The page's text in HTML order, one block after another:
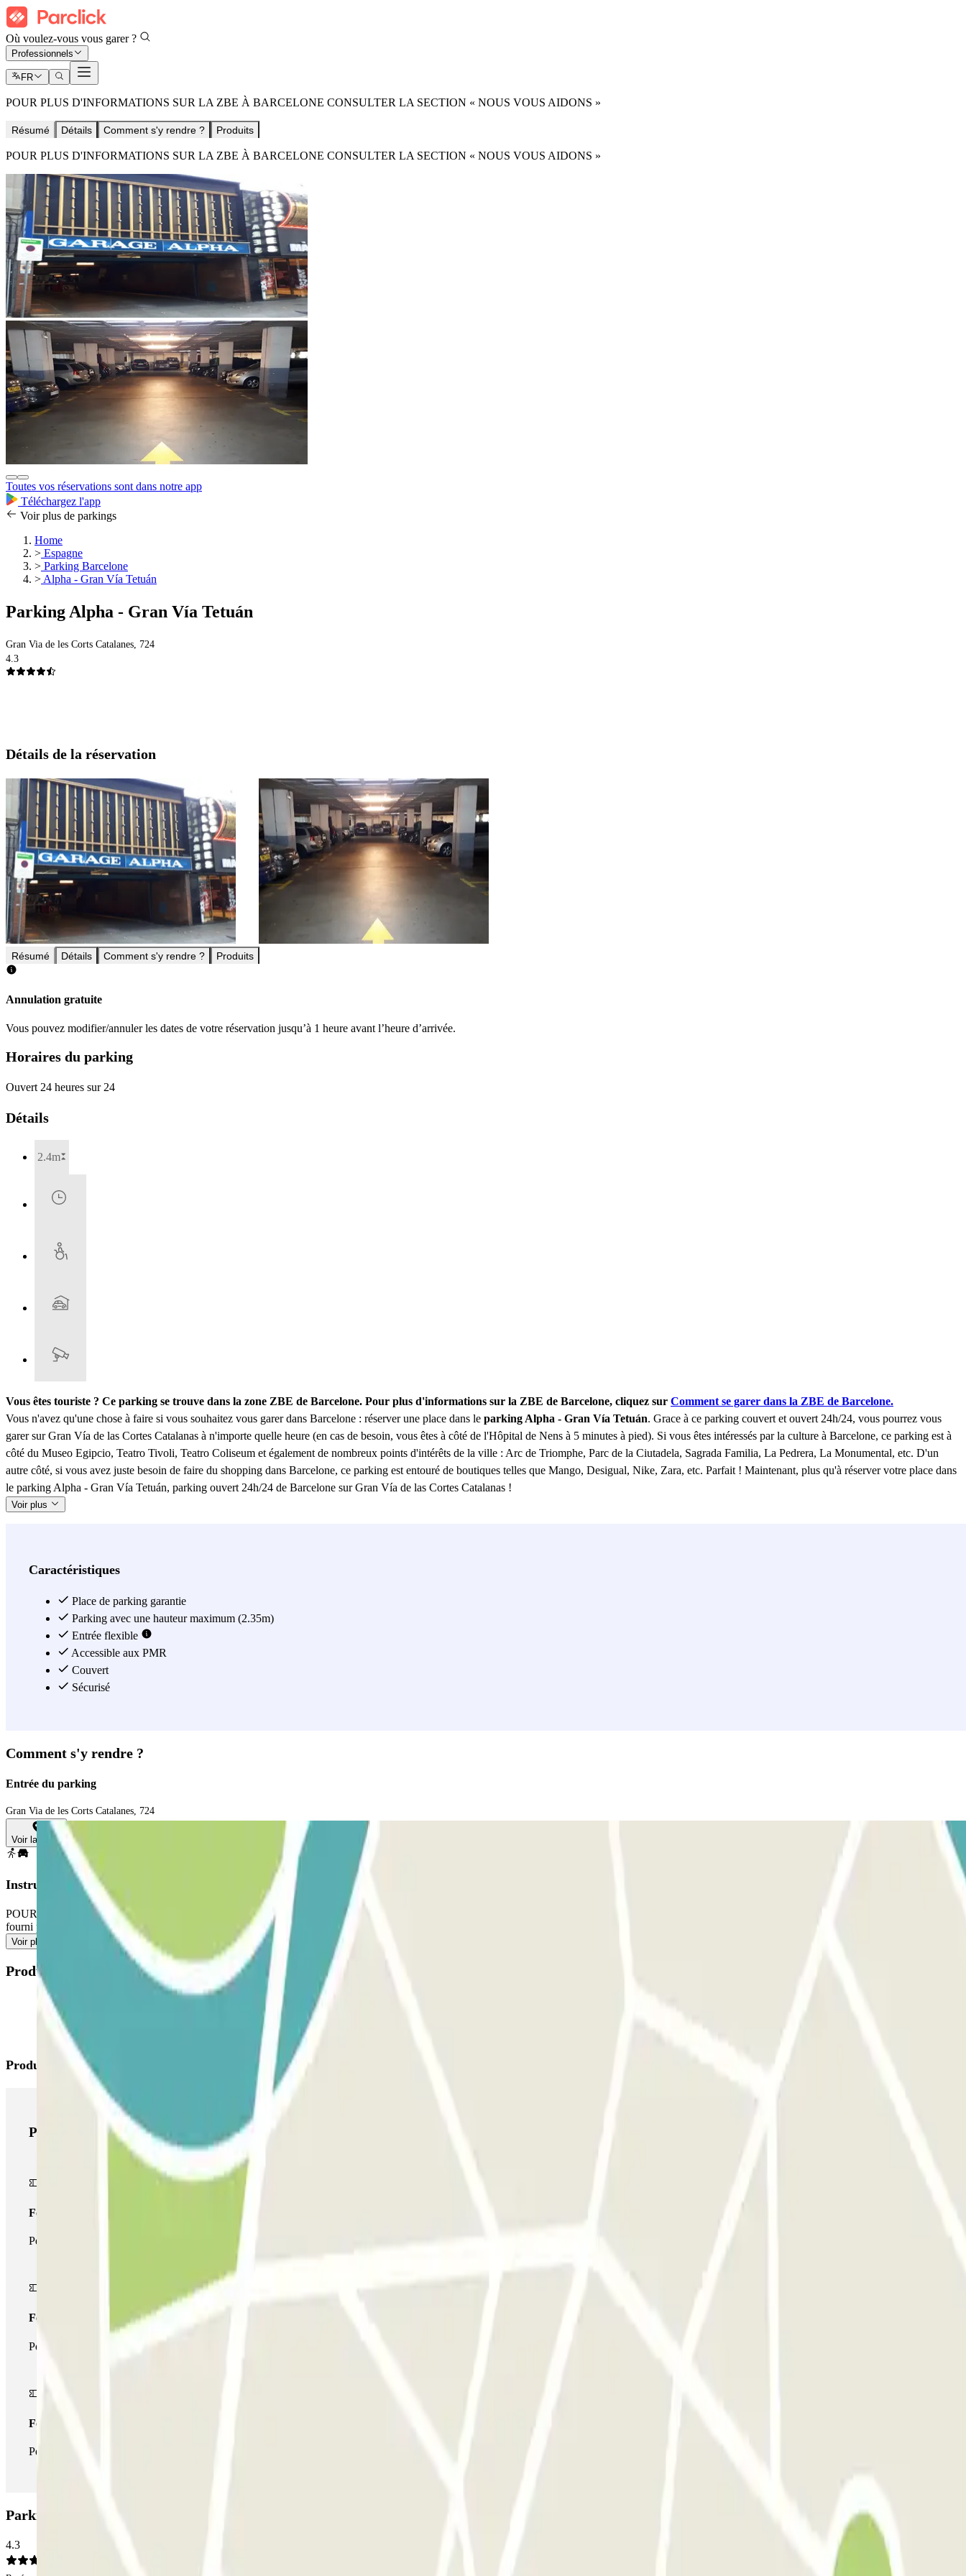
Où voulez-vous vous garer ?
Professionnels
FR
POUR PLUS D'INFORMATIONS SUR LA ZBE À BARCELONE CONSULTER LA SECTION « NOUS VOUS AIDONS »
Résumé Détails Comment s'y rendre ? Produits
POUR PLUS D'INFORMATIONS SUR LA ZBE À BARCELONE CONSULTER LA SECTION « NOUS VOUS AIDONS »
Toutes vos réservations sont dans notre app
Téléchargez l'app
Voir plus de parkings
Home
> Espagne
> Parking Barcelone
> Alpha - Gran Vía Tetuán
Parking Alpha - Gran Vía Tetuán
Gran Via de les Corts Catalanes, 724
4.3
Détails de la réservation
Résumé Détails Comment s'y rendre ? Produits
Annulation gratuite
Vous pouvez modifier/annuler les dates de votre réservation jusqu’à 1 heure avant l’heure d’arrivée.
Horaires du parking
Ouvert 24 heures sur 24
Détails
2.4m
Vous êtes touriste ? Ce parking se trouve dans la zone ZBE de Barcelone. Pour plus d'informations sur la ZBE de Barcelone, cliquez sur Comment se garer dans la ZBE de Barcelone.
Vous n'avez qu'une chose à faire si vous souhaitez vous garer dans Barcelone : réserver une place dans le parking Alpha - Gran Vía Tetuán. Grace à ce parking couvert et ouvert 24h/24, vous pourrez vous
garer sur Gran Vía de las Cortes Catalanas à n'importe quelle heure (en cas de besoin, vous êtes à côté de l'Hôpital de Nens à 5 minutes à pied). Si vous êtes intéressés par la culture à Barcelone, ce parking est à
côté du Museo Egipcio, Teatro Tivoli, Teatro Coliseum et également de nombreux points d'intérêts de la ville : Arc de Triomphe, Parc de la Ciutadela, Sagrada Familia, La Pedrera, La Monumental, etc. D'un
autre côté, si vous avez juste besoin de faire du shopping dans Barcelone, ce parking est entouré de boutiques telles que Mango, Desigual, Nike, Zara, etc. Parfait ! Maintenant, plus qu'à réserver votre place dans
le parking Alpha - Gran Vía Tetuán, parking ouvert 24h/24 de Barcelone sur Gran Vía de las Cortes Catalanas !
Voir plus
Caractéristiques
Place de parking garantie
Parking avec une hauteur maximum (2.35m)
Entrée flexible
Accessible aux PMR
Couvert
Sécurisé
Comment s'y rendre ?
Entrée du parking
Gran Via de les Corts Catalanes, 724
Voir la carte
Instructions
POUR OUVRIR LA BARRIÈRE : prenez un ticket. Garez-vous à n'importe quel emplacement libre. Rendez-vous à l'accueil avec votre bon d'échange Parclick et le ticket. POUR SORTIR : utilisez le ticket
fourni par le personnel. SI VOTRE PASS PERMET DES ENTRÉES/SORTIES ILLIMITÉES : utilisez le ticket fourni par le personnel.
Voir plus
Produits disponibles
Produits Parclick
Produits Parclick
Forfait Simple
Pendant votre séjour, vous ne pourrez entrer et sortir du parking qu'une seule fois
Forfait de stationnement multiple
Pendant votre séjour, vous pouvez utiliser l'ensemble du réseau de parkings de cet opérateur disponible sur Parclick.
Forfait illimité
Pendant votre séjour, vous pouvez entrer et sortir du parking aussi souvent que vous le souhaitez.
Parking Alpha - Gran Vía Tetuán: Avis
4.3